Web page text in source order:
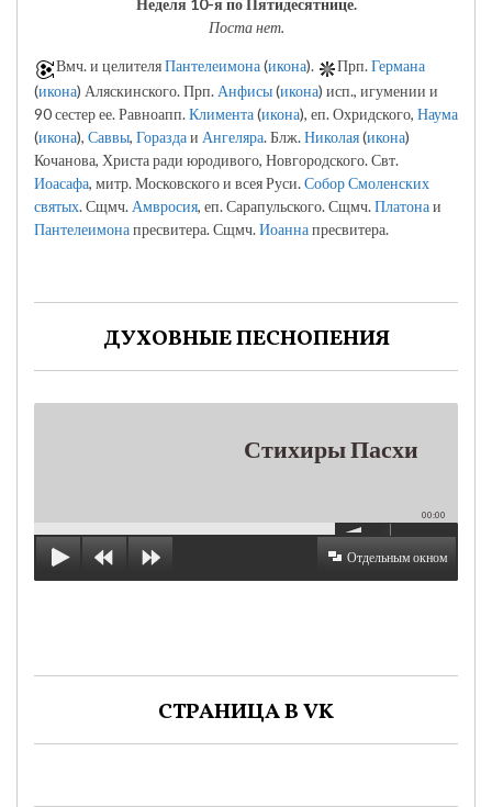
Поста нет.
Вмч. и целителяПантелеимона(икона). Прп.Германа
(икона) Аляскинского. Прп.Анфисы(икона) исп., игумении и
90 сестер ее. Равноапп.Климента(икона), еп. Охридского, Наума
(икона), Саввы, Гораздаи Ангеляра. Блж.Николая(икона)
Кочанова, Христа ради юродивого, Новгородского. Свт.
Иоасафа, митр. Московского и всея Руси.Собор Смоленских
святых. Сщмч.Амвросия, еп. Сарапульского. Сщмч.Платонаи
Пантелеимонапресвитера. Сщмч.Иоаннапресвитера.
ДУХОВНЫЕ ПЕСНОПЕНИЯ
Стихиры Пасхи
00:00
Отдельным окном
СТРАНИЦА В VK